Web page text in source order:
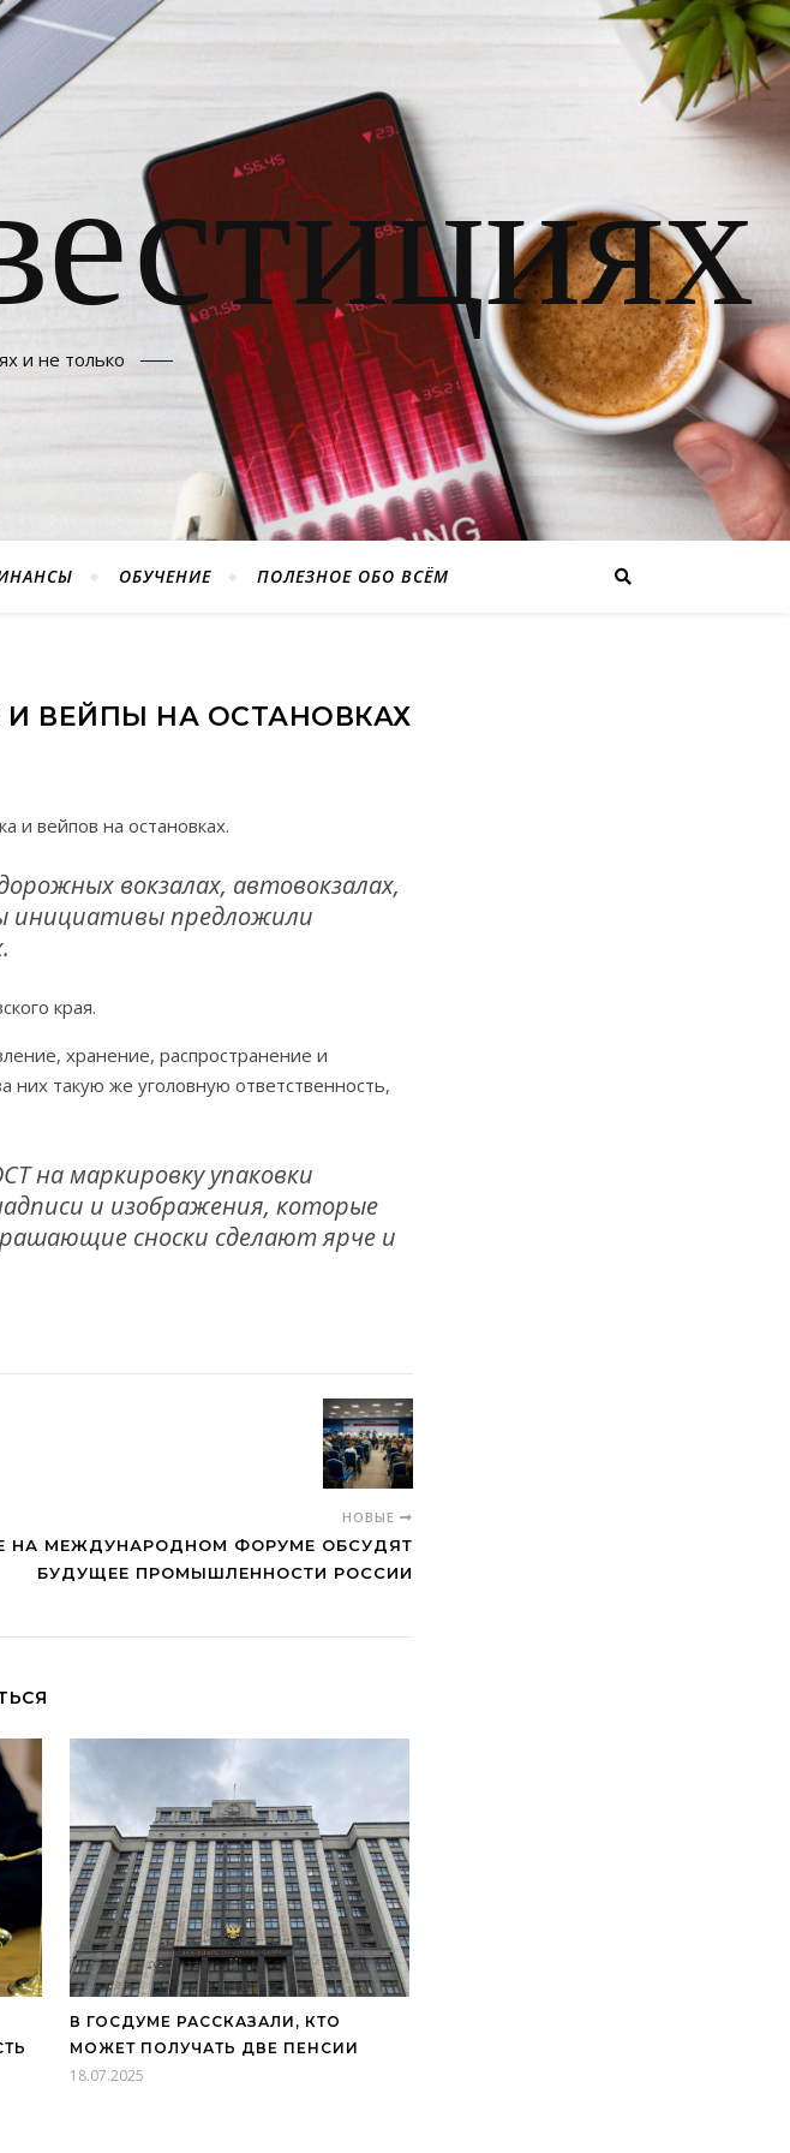
и не только
ОБУЧЕНИЕ ПОЛЕЗНОЕ ОБО ВСЁМ
ВЕЙПЫ НА ОСТАНОВКАХ
и вейпов на остановках.
вокзалах, автовокзалах,
инициативы предложили
края.
хранение, распространение и
них такую же уголовную ответственность,
на маркировку упаковки
и изображения, которые
сноски сделают ярче и
НОВЫЕ
НА МЕЖДУНАРОДНОМ ФОРУМЕ ОБСУДЯТ
БУДУЩЕЕ ПРОМЫШЛЕННОСТИ РОССИИ
В ГОСДУМЕ РАССКАЗАЛИ, КТО
МОЖЕТ ПОЛУЧАТЬ ДВЕ ПЕНСИИ
18.07.2025